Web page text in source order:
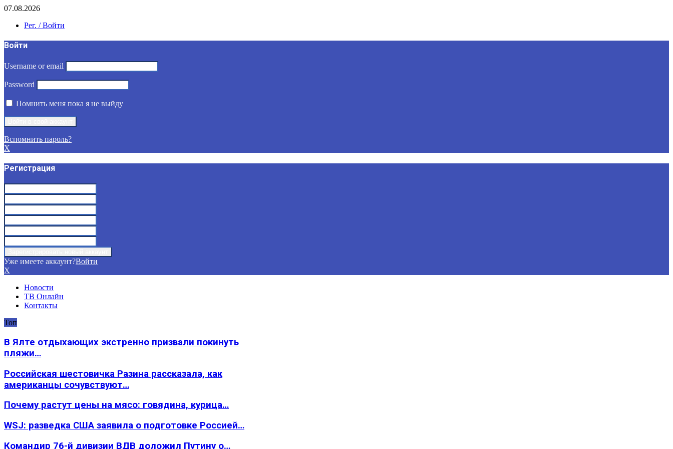
07.08.2026
Рег. / Войти
Войти
Username or email
Password
Помнить меня пока я не выйду
Вспомнить пароль?
X
Регистрация
Уже имеете аккаунт?Войти
X
Новости
ТВ Онлайн
Контакты
Топ
В Ялте отдыхающих экстренно призвали покинуть
пляжи…
Российская шестовичка Разина рассказала, как
американцы сочувствуют…
Почему растут цены на мясо: говядина, курица…
WSJ: разведка США заявила о подготовке Россией…
Командир 76-й дивизии ВДВ доложил Путину о…